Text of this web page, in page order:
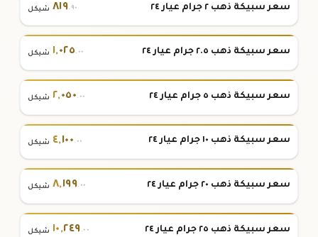
سعر سبيكة ذهب ٢ جرام عيار ٢٤ ٨١٩.٩٠ شيكل
سعر سبيكة ذهب ٢.٥ جرام عيار ٢٤ ١,٠٢٥.٠٠ شيكل
سعر سبيكة ذهب ٥ جرام عيار ٢٤ ٢,٠٥٠.٠٠ شيكل
سعر سبيكة ذهب ١٠ جرام عيار ٢٤ ٤,١٠٠.٠٠ شيكل
سعر سبيكة ذهب ٢٠ جرام عيار ٢٤ ٨,١٩٩.٠٠ شيكل
سعر سبيكة ذهب ٢٥ جرام عيار ٢٤ ١٠,٢٤٩.٠٠ شيكل